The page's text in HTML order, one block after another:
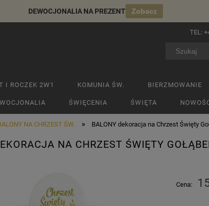
DEWOCJONALIA NA PREZENT Zobacz
TEL:
I ROCZEK 2W1 KOMUNIA ŚW. BIERZMOWANIE
ŚWIĘCENIA ŚWIĘTA
NA CHRZEST ŚW. » BALONY dekoracja na Chrzest Święty
NA CHRZEST ŚWIĘTY
Cena: